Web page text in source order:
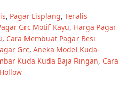
, Pagar Lisplang, Teralis
Grc Motif Kayu, Harga Pagar
, Cara Membuat Pagar Besi
Grc, Aneka Model Kuda-
Kuda Kuda Baja Ringan, Cara